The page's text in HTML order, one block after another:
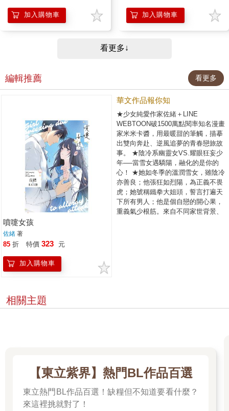
加入購物車 加入購物車
看更多↓
編輯推薦 看更多
噴嚏女孩
佐緒 著
85 折 特價 323 元
加入購物車
華文作品報你知
★少女純愛作家佐緒＋LINE
WEBTOON破1500萬點閱率知名漫畫
家米米卡醬，用最暖甜的筆觸，描摹
出雙向奔赴、逆風追夢的青春戀旅故
事。 ★陰冷系幽靈女VS.耀眼狂妄少
年──當雪女遇驕陽，融化的是你的
心！ ★她如冬季的溫潤雪女，雖陰冷
亦善良；他張狂如烈陽，為正義不畏
虎；她號稱鐵拳大姐頭，誓言打遍天
下所有男人；他是個自戀的開心果，
重義氣少根筋。來自不同家世背景、
深省：父母說的「為你好」是愛的束
相關主題
【東立紫界】熱門BL作品百選
東立熱門BL作品百選！缺糧但不知道要看什麼？
來這裡挑就對了！